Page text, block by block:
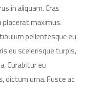
in aliquam. Cras
maximus.
pellentesque eu
eu scelerisque turpis,
Curabitur eu
dictum urna. Fusce ac